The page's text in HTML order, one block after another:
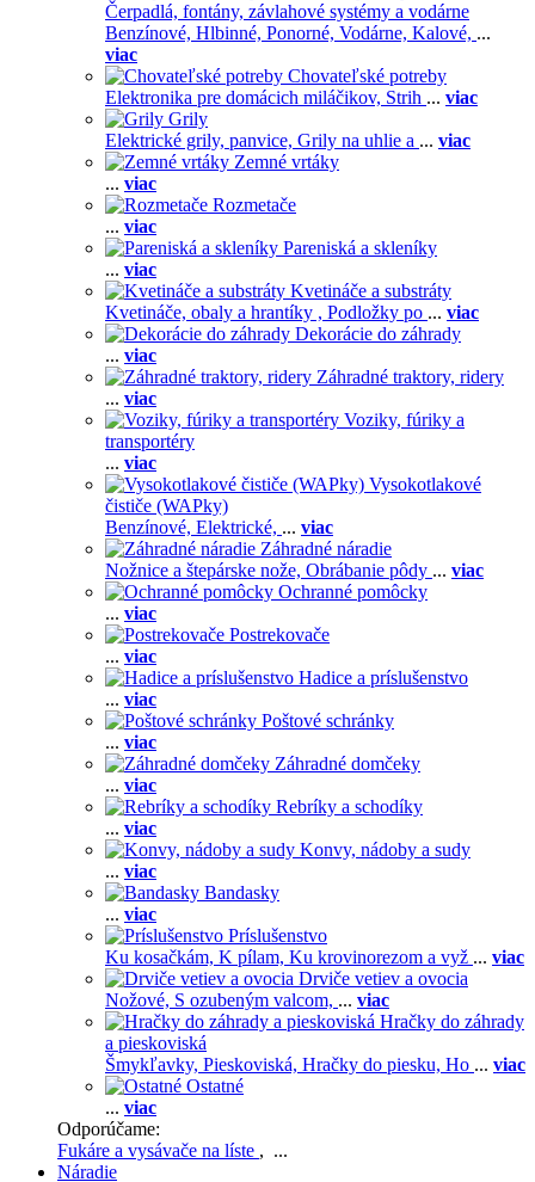
Čerpadlá, fontány, závlahové systémy a vodárne
Benzínové, Hlbinné, Ponorné, Vodárne, Kalové, ...
viac
Chovateľské potreby
Elektronika pre domácich miláčikov, Strih ... viac
Grily
Elektrické grily, panvice, Grily na uhlie a ... viac
Zemné vrtáky
... viac
Rozmetače
... viac
Pareniská a skleníky
... viac
Kvetináče a substráty
Kvetináče, obaly a hrantíky , Podložky po ... viac
Dekorácie do záhrady
... viac
Záhradné traktory, ridery
... viac
Voziky, fúriky a
transportéry
... viac
Vysokotlakové
čističe (WAPky)
Benzínové, Elektrické, ... viac
Záhradné náradie
Nožnice a štepárske nože, Obrábanie pôdy ... viac
Ochranné pomôcky
... viac
Postrekovače
... viac
Hadice a príslušenstvo
... viac
Poštové schránky
... viac
Záhradné domčeky
... viac
Rebríky a schodíky
... viac
Konvy, nádoby a sudy
... viac
Bandasky
... viac
Príslušenstvo
Ku kosačkám, K pílam, Ku krovinorezom a vyž ... viac
Drviče vetiev a ovocia
Nožové, S ozubeným valcom, ... viac
Hračky do záhrady
a pieskoviská
Šmykľavky, Pieskoviská, Hračky do piesku, Ho ... viac
Ostatné
... viac
Odporúčame:
Fukáre a vysávače na líste , ...
Náradie